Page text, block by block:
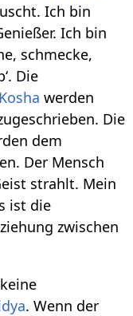
Ich bin
Ich bin
schmecke,
Die
werden
Die
dem
Der Mensch
strahlt. Mein
ist die
zwischen
. Wenn der